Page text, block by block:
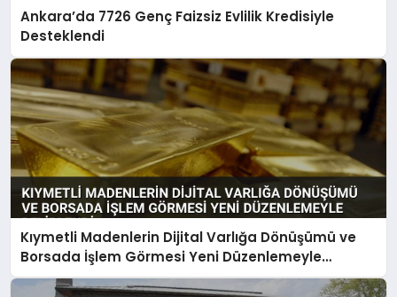
Ankara’da 7726 Genç Faizsiz Evlilik Kredisiyle
Desteklendi
Kıymetli Madenlerin Dijital Varlığa Dönüşümü ve
Borsada İşlem Görmesi Yeni Düzenlemeyle
Belirlendi